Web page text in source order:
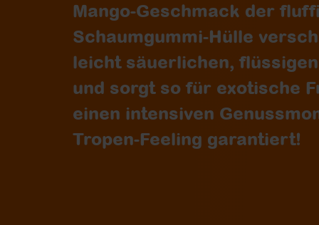
Mango-Geschmack der
Schaumgummi-Hülle
leicht säuerlichen,
und sorgt so für exotische
einen intensiven
Tropen-Feeling garantiert!